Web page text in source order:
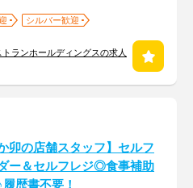
シルバー歓迎
ランホールディングスの求人
卯の店舗スタッフ】セルフ
ー＆セルフレジ◎食事補助
履歴書不要！